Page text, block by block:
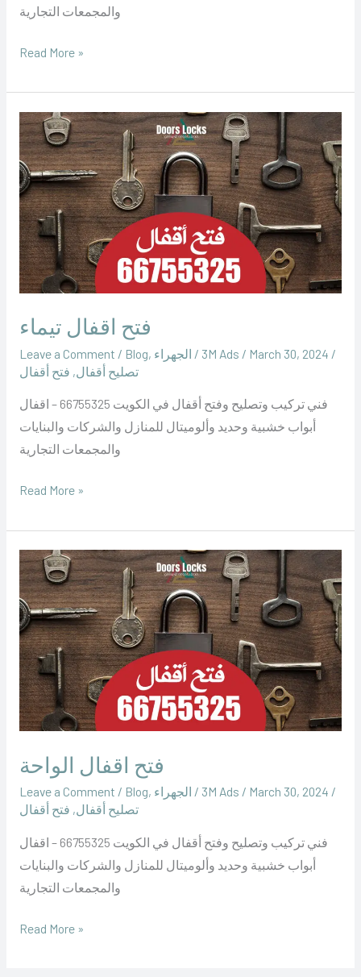
والمجمعات التجارية
Read More »
فتح اقفال تيماء
Leave a Comment / Blog, الجهراء / / March 30, 2024 /
تصليح أقفال, فتح أقفال
فني تركيب وتصليح وفتح أقفال في الكويت 66755325 – اقفال
أبواب خشبية وحديد وألوميتال للمنازل والشركات والبنايات
والمجمعات التجارية
فتح
اقفال
تيماء
Read More »
فتح اقفال الواحة
Leave a Comment / Blog, الجهراء / / March 30, 2024 /
تصليح أقفال, فتح أقفال
فني تركيب وتصليح وفتح أقفال في الكويت 66755325 – اقفال
أبواب خشبية وحديد وألوميتال للمنازل والشركات والبنايات
والمجمعات التجارية
فتح
اقفال
الواحة
Read More »